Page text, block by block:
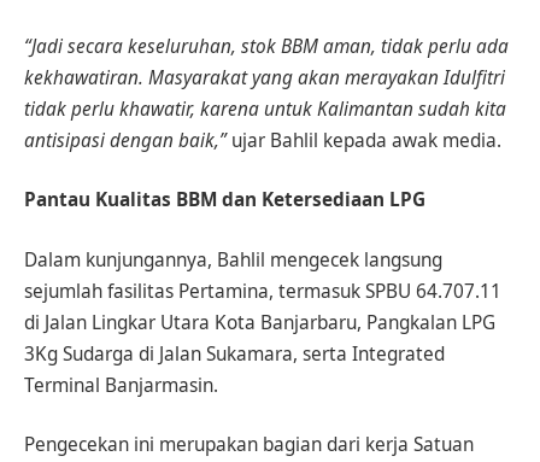
“Jadi secara keseluruhan, stok BBM aman, tidak perlu ada
kekhawatiran. Masyarakat yang akan merayakan Idulfitri
tidak perlu khawatir, karena untuk Kalimantan sudah kita
antisipasi dengan baik,”ujar Bahlil kepada awak media.
Pantau Kualitas BBM dan Ketersediaan LPG
Dalam kunjungannya, Bahlil mengecek langsung
sejumlah fasilitas Pertamina, termasuk SPBU 64.707.11
di Jalan Lingkar Utara Kota Banjarbaru, Pangkalan LPG
3Kg Sudarga di Jalan Sukamara, serta Integrated
Terminal Banjarmasin.
Pengecekan ini merupakan bagian dari kerja Satuan